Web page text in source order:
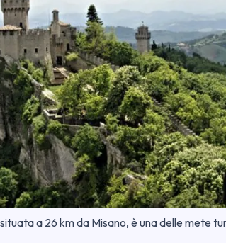
a 26 km da Misano, è una delle mete